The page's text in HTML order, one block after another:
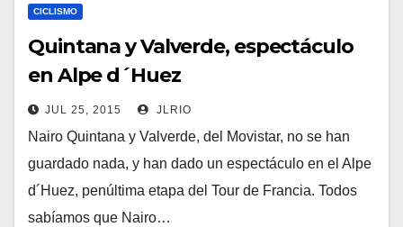
CICLISMO
Quintana y Valverde, espectáculo
en Alpe d´Huez
JUL 25, 2015 JLRIO
Nairo Quintana y Valverde, del Movistar, no se han
guardado nada, y han dado un espectáculo en el Alpe
d´Huez, penúltima etapa del Tour de Francia. Todos
sabíamos que Nairo…